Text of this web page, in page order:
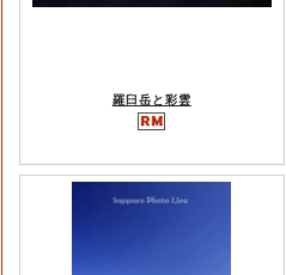
羅臼岳と彩雲